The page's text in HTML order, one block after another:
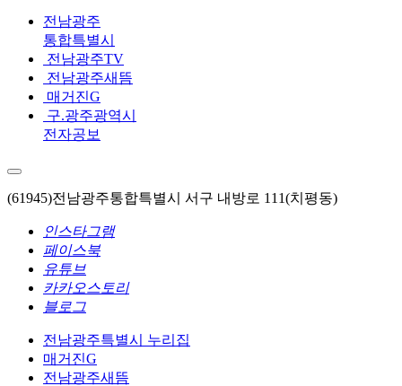
전남광주
통합특별시
전남광주TV
전남광주새뜸
매거진G
구.광주광역시
전자공보
(61945)전남광주통합특별시 서구 내방로 111(치평동)
인스타그램
페이스북
유튜브
카카오스토리
블로그
전남광주특별시 누리집
매거진G
전남광주새뜸